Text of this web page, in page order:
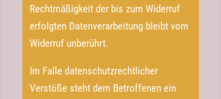
Rechtmäßigkeit der bis zum Widerruf
erfolgten Datenverarbeitung bleibt vom
Widerruf unberührt.
Im Falle datenschutzrechtlicher
Verstöße steht dem Betroffenen ein